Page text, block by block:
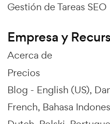
Gestión de Tareas SEO
Empresa y
Acerca de
Precios
Blog - English (US)
French Bahasa